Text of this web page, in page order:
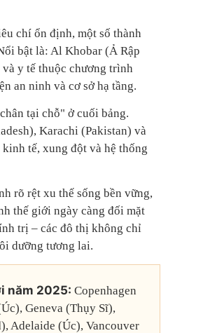
chí ổn định, một số thành
bật là: Al Khobar (Ả Rập
và y tế thuộc chương trình
an ninh và cơ sở hạ tầng.
tại chỗ" ở cuối bảng.
Karachi (Pakistan) và
tế, xung đột và hệ thống
rõ rệt xu thế sống bền vững,
thế giới ngày càng đối mặt
trị – các đô thị không chỉ
dưỡng tương lai.
năm 2025: Copenhagen
Geneva (Thụy Sĩ),
Adelaide (Úc), Vancouver